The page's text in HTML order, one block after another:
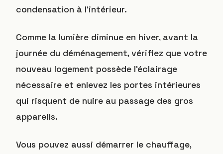
condensation à l’intérieur.
Comme la lumière diminue en hiver, avant la
journée du déménagement, vérifiez que votre
nouveau logement possède l’éclairage
nécessaire et enlevez les portes intérieures
qui risquent de nuire au passage des gros
appareils.
Vous pouvez aussi démarrer le chauffage,